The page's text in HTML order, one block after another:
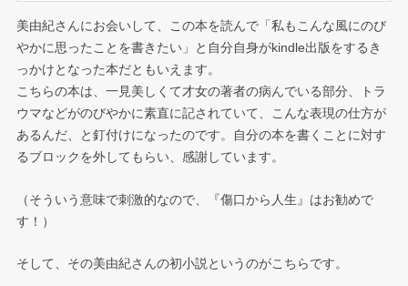
美由紀さんにお会いして、この本を読んで「私もこんな風にのび
やかに思ったことを書きたい」と自分自身がkindle出版をするき
っかけとなった本だともいえます。
こちらの本は、一見美しくて才女の著者の病んでいる部分、トラ
ウマなどがのびやかに素直に記されていて、こんな表現の仕方が
あるんだ、と釘付けになったのです。自分の本を書くことに対す
るブロックを外してもらい、感謝しています。
（そういう意味で刺激的なので、『傷口から人生』はお勧めで
す！）
そして、その美由紀さんの初小説というのがこちらです。